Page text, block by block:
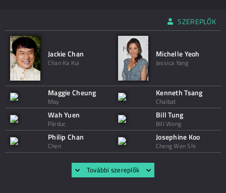
SZEREPLŐK
Jackie Chan
Chan Ka Kui
Michelle Yeoh
Jessica Yang
Maggie Cheung
May
Kenneth Tsang
Chaibat
Wah Yuen
Párduc
Bill Tung
Bill Wong
Philip Chan
Chen
Josephine Koo
Cheng Wen Shi
További szereplők